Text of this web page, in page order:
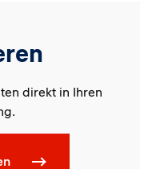
direkt in Ihren